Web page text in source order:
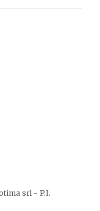
srl - P.I.